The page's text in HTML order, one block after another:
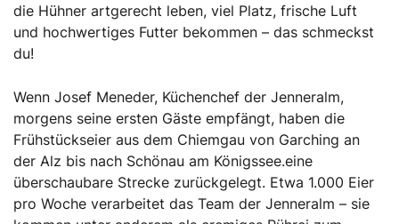
die Hühner artgerecht leben, viel Platz, frische Luft
und hochwertiges Futter bekommen – das schmeckst
du!
Wenn Josef Meneder, Küchenchef der Jenneralm,
morgens seine ersten Gäste empfängt, haben die
Frühstückseier aus dem Chiemgau von Garching an
der Alz bis nach Schönau am Königssee.eine
überschaubare Strecke zurückgelegt. Etwa 1.000 Eier
pro Woche verarbeitet das Team der Jenneralm – sie